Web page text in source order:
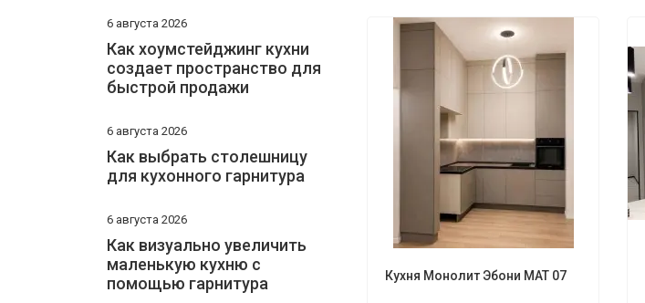
Кухня Монолит Эбони МАТ 07
6 августа 2026
Как хоумстейджинг кухни
создает пространство для
быстрой продажи
6 августа 2026
Как выбрать столешницу
для кухонного гарнитура
6 августа 2026
Как визуально увеличить
маленькую кухню с
помощью гарнитура